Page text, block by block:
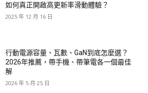
如何真正開啟高更新率滑動體驗？
2025 年 12 月 16 日
行動電源容量、瓦數、GaN到底怎麼選？
2026年推薦，帶手機、帶筆電各一個最佳
解
2026 年 5 月 25 日